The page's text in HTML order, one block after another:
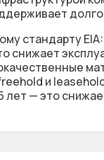
стандарту
снижает
и
лет — это